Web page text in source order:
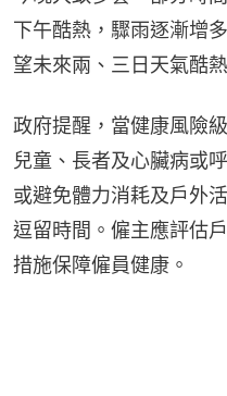
下午酷熱，驟雨逐漸增
望未來兩、三日天氣酷
政府提醒，當健康風險
兒童、長者及心臟病或
或避免體力消耗及戶外
逗留時間。僱主應評估
措施保障僱員健康。